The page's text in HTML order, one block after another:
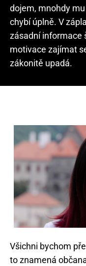
dojem, mnohdy
chybí úplně. V
zásadní informace
motivace zajímat
zákonitě upadá.
Všichni bychom
to znamená